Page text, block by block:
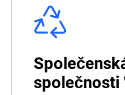
společnosti